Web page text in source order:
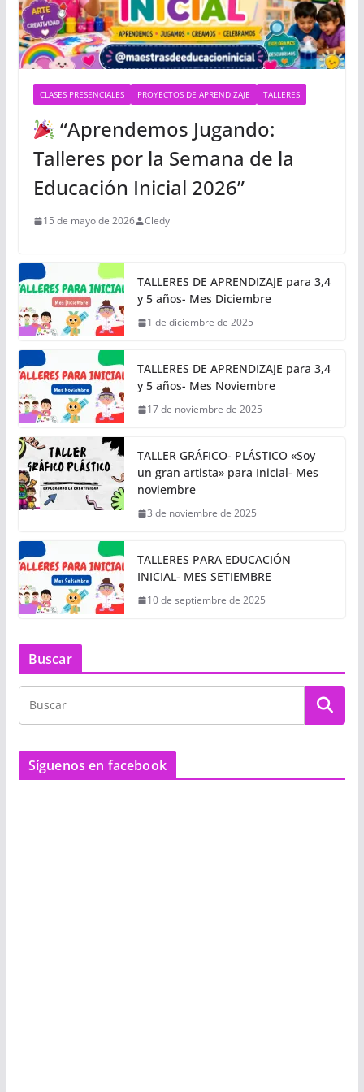
CLASES PRESENCIALES PROYECTOS DE APRENDIZAJE TALLERES
“Aprendemos Jugando:
Talleres por la Semana de la
Educación Inicial 2026”
15 de mayo de 2026 Cledy
TALLERES DE APRENDIZAJE para 3,4
y 5 años- Mes Diciembre
1 de diciembre de 2025
TALLERES DE APRENDIZAJE para 3,4
y 5 años- Mes Noviembre
17 de noviembre de 2025
TALLER GRÁFICO- PLÁSTICO «Soy
un gran artista» para Inicial- Mes
noviembre
3 de noviembre de 2025
TALLERES PARA EDUCACIÓN
INICIAL- MES SETIEMBRE
10 de septiembre de 2025
Buscar
Síguenos en facebook